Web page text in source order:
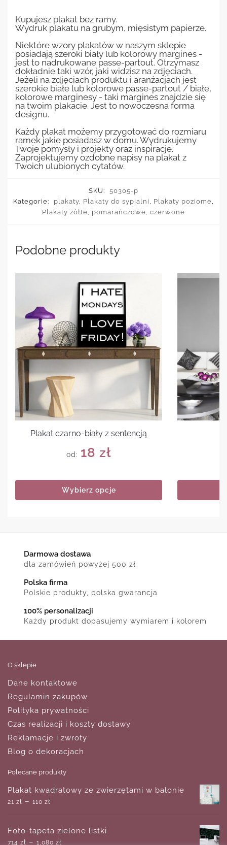
Kupujesz plakat bez ramy.
Wydruk plakatu na grubym, mięsistym papierze.
Niektóre wzory plakatów w naszym sklepie
posiadają szeroki biały lub kolorowy margines -
jest to nadrukowane passe-partout. Otrzymasz
dokładnie taki wzór, jaki widzisz na zdjęciach.
Jeżeli na zdjęciach produktu i aranżacjach jest
szerokie białe lub kolorowe passe-partout / białe,
kolorowe marginesy - taki margines znajdzie się
na twoim plakacie. Jest to nowoczesna forma
designu.
Każdy plakat możemy przygotować do rozmiaru
ramek jakie posiadasz w domu. Wydrukujemy
Twoje pomysły i projekty oraz inspiracje.
Zaprojektujemy ozdobne napisy na plakat z
Twoich ulubionych cytatów.
SKU:
50305-p
Kategorie:
plakaty, Plakaty do sypialni , Plakaty poziome,
Plakaty żółte, pomarańczowe, czerwone
Podobne produkty
Plakat czarno-biały z sentencją
od: 18 zł
Wybierz opcje
Darmowa dostawa
dla zamówień powyżej 500 zł
Polska firma
Polskie produkty, polska gwarancja
100% personalizacji
Każdy produkt dopasujemy wymiarem i kolorem
O sklepie
Dane kontaktowe
Regulamin zakupów
Polityka prywatności
Czas realizacji i koszty dostawy
Reklamacje i zwroty
Blog o dekoracjach
Polecane produkty
Plakat kwadratowy ze zwierzętami w balonie
21 zł – 110 zł
Foto-tapeta zielone listki
714 zł – 1,080 zł